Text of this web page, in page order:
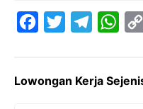
e
t
e
W
t
Lowongan Kerja